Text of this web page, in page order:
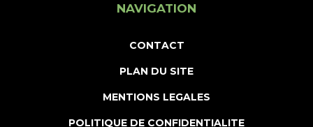
NAVIGATION
CONTACT
PLAN DU SITE
MENTIONS LEGALES
POLITIQUE DE CONFIDENTIALITE